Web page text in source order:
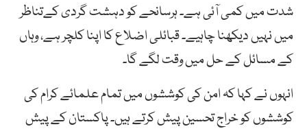
شدت میں کمی آئی ہے۔ ہرسانحے کو دہشت گردی کےتناظر
میں نہیں دیکھنا چاہیے۔ قبائلی اضلاع کا اپنا کلچر ہے، وہاں
کے مسائل کے حل میں وقت لگے گا۔
انہوں نے کہا کہ امن کی کوششوں میں تمام علمائے کرام کی
کوششوں کو خراج تحسین پیش کرتے ہیں۔ پاکستان کے پیش